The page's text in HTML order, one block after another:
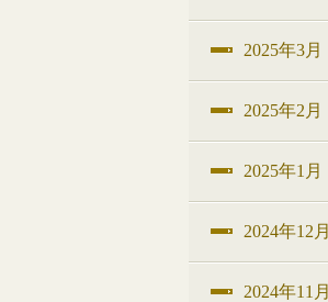
2025年3月
2025年2月
2025年1月
2024年12月
2024年11月